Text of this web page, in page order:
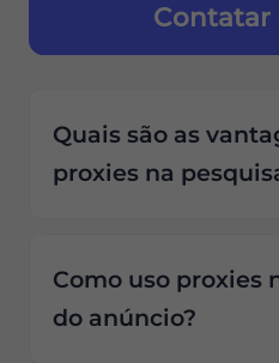
Contatar
Quais são as
proxies na
Como uso proxies
do anúncio?